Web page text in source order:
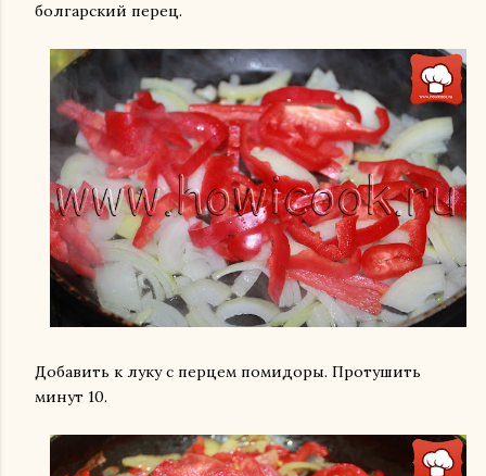
болгарский перец.
Добавить к луку с перцем помидоры. Протушить
минут 10.